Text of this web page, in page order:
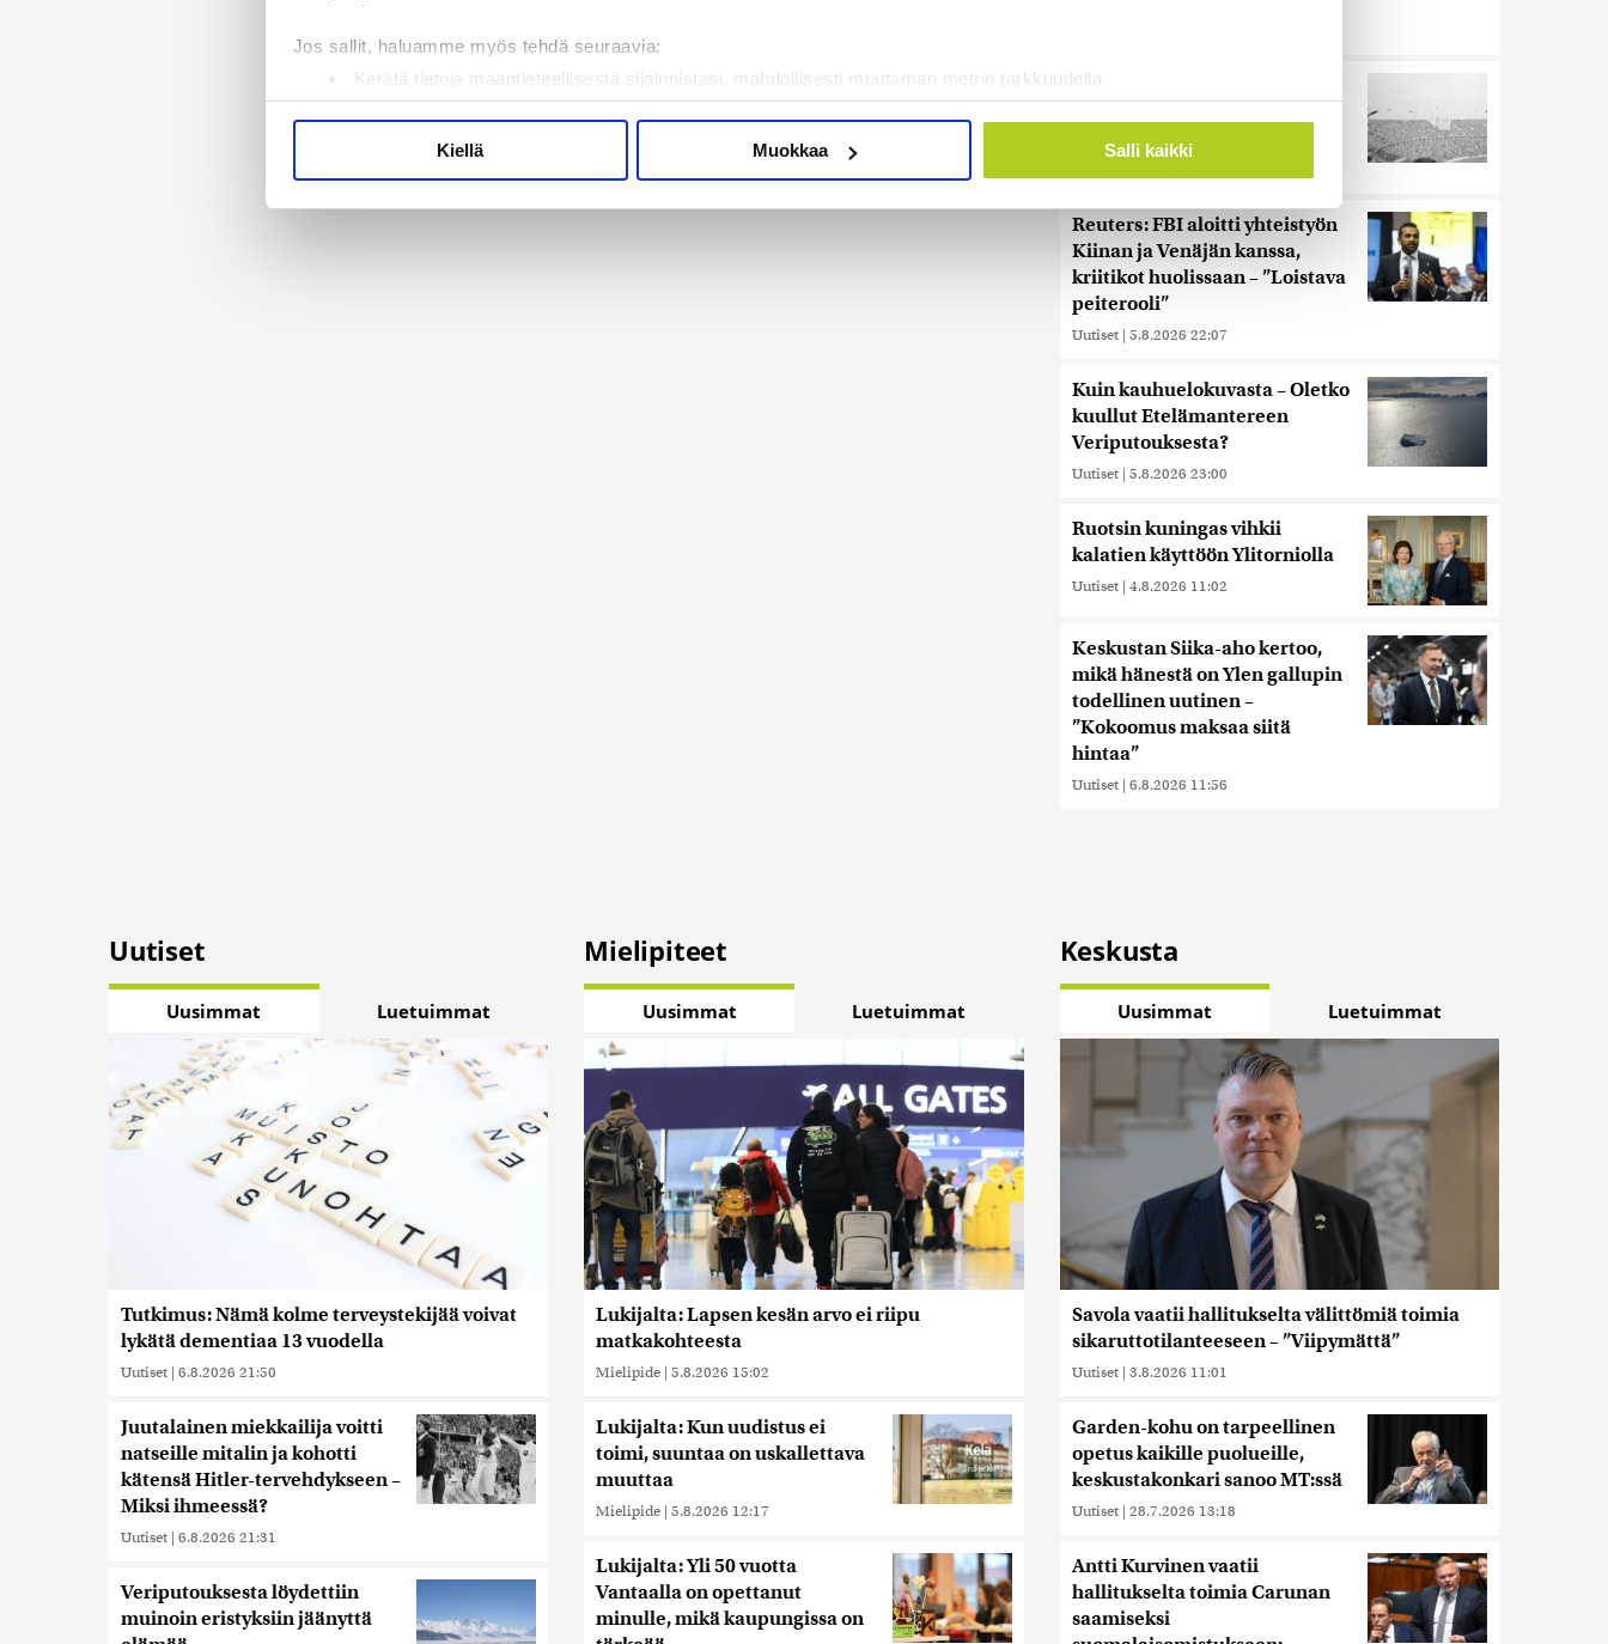
Jos sallit, haluamme myös tehdä seuraavia:
Kerätä tietoja maantieteellisestä sijainnistasi, mahdollisesti muutaman metrin tarkkuudella
Tunnistaa laitteesi skannaamalla sen ominaispiirteitä aktiivisesti (sormenjäljen muodostaminen)
Lue lisää siitä, miten henkilötietojasi käsitellään ja miten voit määrittää asetuksesi
. Voit muuttaa
Käytämme evästeitä tarjoamamme sisällön ja mainosten räätälöimiseen, sosiaalisen median ominaisuuksien tukemiseen
ja kävijämäärämme analysoimiseen. Lisäksi jaamme sosiaalisen median, mainosalan ja analytiikka-alan
kumppaneillemme tietoja siitä, miten käytät sivustoamme. Kumppanimme voivat yhdistää näitä tietoja muihin tietoihin, joita
olet antanut heille tai joita on kerätty, kun olet käyttänyt heidän palvelujaan. Tietoja saatetaan myös siirtää ulkomaille.
Kiellä Muokkaa Salli kaikki
Harva tajusi Hitlerin
alla kyti
Reuters: FBI aloitti yhteistyön
Kiinan ja Venäjän kanssa,
kriitikot huolissaan – ”Loistava
peiterooli”
Uutiset | 5.8.2026 22:07
Kuin kauhuelokuvasta – Oletko
kuullut Etelämantereen
Veriputouksesta?
Uutiset | 5.8.2026 23:00
Ruotsin kuningas vihkii
kalatien käyttöön Ylitorniolla
Uutiset | 4.8.2026 11:02
Keskustan Siika-aho kertoo,
mikä hänestä on Ylen gallupin
todellinen uutinen –
”Kokoomus maksaa siitä
hintaa”
Uutiset | 6.8.2026 11:56
Uutiset
Uusimmat Luetuimmat
Tutkimus: Nämä kolme terveystekijää voivat
lykätä dementiaa 13 vuodella
Uutiset | 6.8.2026 21:50
Juutalainen miekkailija voitti
natseille mitalin ja kohotti
kätensä Hitler-tervehdykseen –
Miksi ihmeessä?
Uutiset | 6.8.2026 21:31
Veriputouksesta löydettiin
muinoin eristyksiin jäänyttä
Mielipiteet
Uusimmat Luetuimmat
Lukijalta: Lapsen kesän arvo ei riipu
matkakohteesta
Mielipide | 5.8.2026 15:02
Lukijalta: Kun uudistus ei
toimi, suuntaa on uskallettava
muuttaa
Mielipide | 5.8.2026 12:17
Lukijalta: Yli 50 vuotta
Vantaalla on opettanut
minulle, mikä kaupungissa on
Keskusta
Uusimmat Luetuimmat
Savola vaatii hallitukselta välittömiä toimia
sikaruttotilanteeseen – ”Viipymättä”
Uutiset | 3.8.2026 11:01
Garden-kohu on tarpeellinen
opetus kaikille puolueille,
keskustakonkari sanoo MT:ssä
Uutiset | 28.7.2026 13:18
Antti Kurvinen vaatii
hallitukselta toimia Carunan
saamiseksi